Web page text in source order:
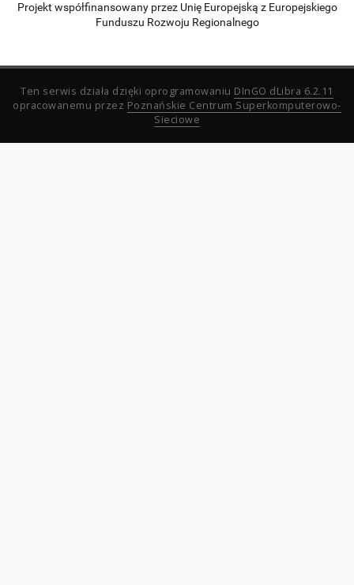
Projekt współfinansowany przez Unię Europejską z Europejskiego
Funduszu Rozwoju Regionalnego
Ten serwis działa dzięki oprogramowaniu DInGO dLibra 6.2.11
opracowanemu przez Poznańskie Centrum Superkomputerowo-
Sieciowe